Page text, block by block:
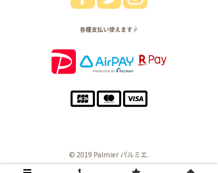
各種支払い使えます☟
© 2019 Palmier パルミエ.